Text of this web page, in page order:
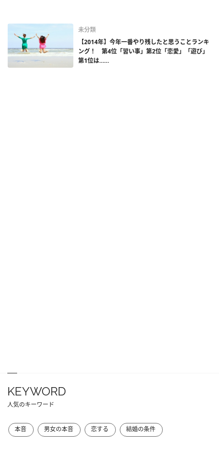
未分類
【2014年】今年一番やり残したと思うことランキ
ング！ 第4位「習い事」第2位「恋愛」「遊び」
第1位は……
KEYWORD
人気のキーワード
本音 男女の本音 恋する 結婚の条件